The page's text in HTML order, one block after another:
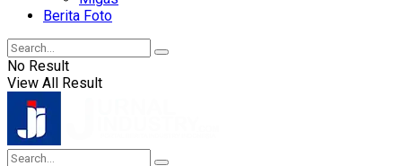
Berita Foto
No Result
View All Result